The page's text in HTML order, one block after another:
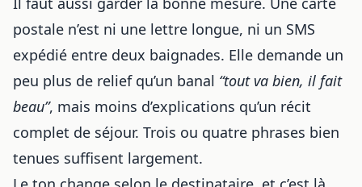
postale n’est ni une lettre longue, ni un SMS
expédié entre deux baignades. Elle demande un
peu plus de relief qu’un banal “tout va bien, il fait
beau”, mais moins d’explications qu’un récit
complet de séjour. Trois ou quatre phrases bien
tenues suffisent largement.